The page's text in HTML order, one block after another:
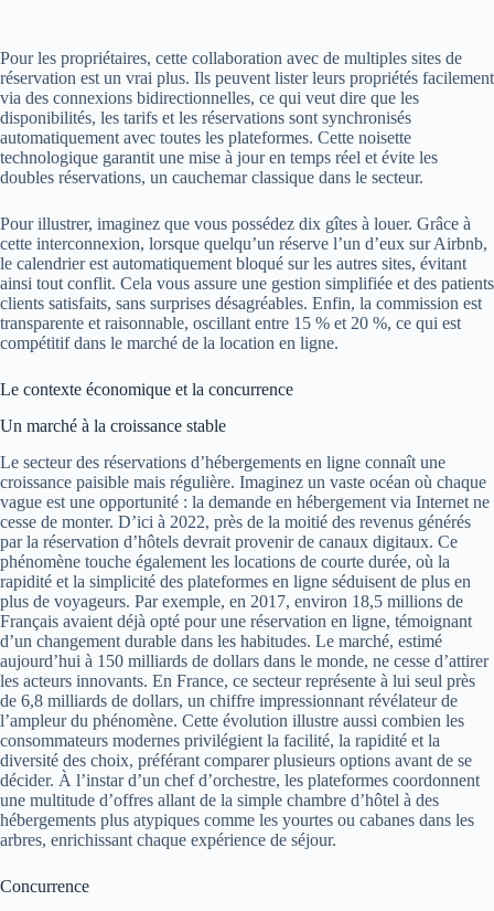
Pour les propriétaires, cette collaboration avec de multiples sites de
réservation est un vrai plus. Ils peuvent lister leurs propriétés facilement
via des connexions bidirectionnelles, ce qui veut dire que les
disponibilités, les tarifs et les réservations sont synchronisés
automatiquement avec toutes les plateformes. Cette noisette
technologique garantit une mise à jour en temps réel et évite les
doubles réservations, un cauchemar classique dans le secteur.
Pour illustrer, imaginez que vous possédez dix gîtes à louer. Grâce à
cette interconnexion, lorsque quelqu’un réserve l’un d’eux sur Airbnb,
le calendrier est automatiquement bloqué sur les autres sites, évitant
ainsi tout conflit. Cela vous assure une gestion simplifiée et des patients
clients satisfaits, sans surprises désagréables. Enfin, la commission est
transparente et raisonnable, oscillant entre 15 % et 20 %, ce qui est
compétitif dans le marché de la location en ligne.
Le contexte économique et la concurrence
Un marché à la croissance stable
Le secteur des réservations d’hébergements en ligne connaît une
croissance paisible mais régulière. Imaginez un vaste océan où chaque
vague est une opportunité : la demande en hébergement via Internet ne
cesse de monter. D’ici à 2022, près de la moitié des revenus générés
par la réservation d’hôtels devrait provenir de canaux digitaux. Ce
phénomène touche également les locations de courte durée, où la
rapidité et la simplicité des plateformes en ligne séduisent de plus en
plus de voyageurs. Par exemple, en 2017, environ 18,5 millions de
Français avaient déjà opté pour une réservation en ligne, témoignant
d’un changement durable dans les habitudes. Le marché, estimé
aujourd’hui à 150 milliards de dollars dans le monde, ne cesse d’attirer
les acteurs innovants. En France, ce secteur représente à lui seul près
de 6,8 milliards de dollars, un chiffre impressionnant révélateur de
l’ampleur du phénomène. Cette évolution illustre aussi combien les
consommateurs modernes privilégient la facilité, la rapidité et la
diversité des choix, préférant comparer plusieurs options avant de se
décider. À l’instar d’un chef d’orchestre, les plateformes coordonnent
une multitude d’offres allant de la simple chambre d’hôtel à des
hébergements plus atypiques comme les yourtes ou cabanes dans les
arbres, enrichissant chaque expérience de séjour.
Concurrence